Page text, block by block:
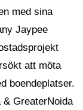
med sina
Jaypee
att möta
boendeplatser.
GreaterNoida